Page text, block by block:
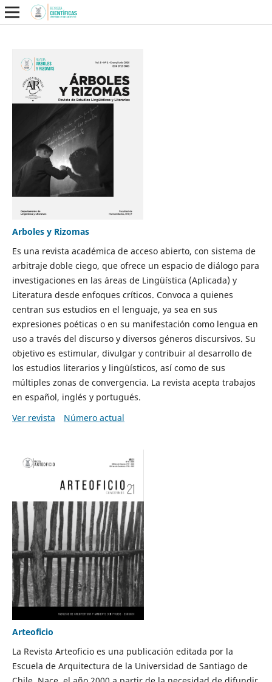
Arboles y Rizomas
Es una revista académica de acceso abierto, con sistema de
arbitraje doble ciego, que ofrece un espacio de diálogo para
investigaciones en las áreas de Lingüística (Aplicada) y
Literatura desde enfoques críticos. Convoca a quienes
centran sus estudios en el lenguaje, ya sea en sus
expresiones poéticas o en su manifestación como lengua en
uso a través del discurso y diversos géneros discursivos. Su
objetivo es estimular, divulgar y contribuir al desarrollo de
los estudios literarios y lingüísticos, así como de sus
múltiples zonas de convergencia. La revista acepta trabajos
en español, inglés y portugués.
Ver revista
Número actual
Arteoficio
La Revista Arteoficio es una publicación editada por la
Escuela de Arquitectura de la Universidad de Santiago de